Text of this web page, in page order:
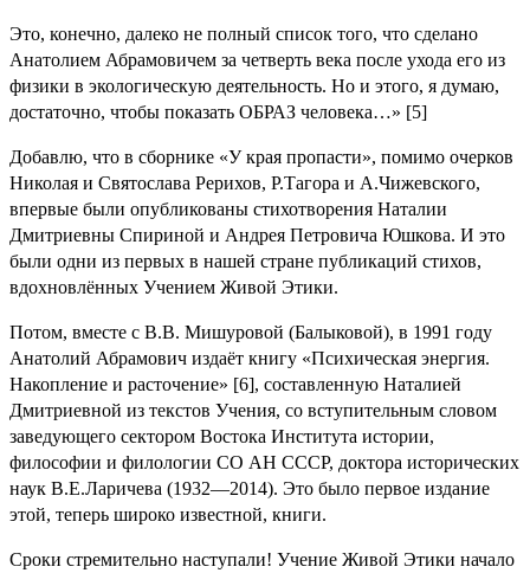
Это, конечно, далеко не полный список того, что сделано
Анатолием Абрамовичем за четверть века после ухода его из
физики в экологическую деятельность. Но и этого, я думаю,
достаточно, чтобы показать ОБРАЗ человека…» [5]
Добавлю, что в сборнике «У края пропасти», помимо очерков
Николая и Святослава Рерихов, Р.Тагора и А.Чижевского,
впервые были опубликованы стихотворения Наталии
Дмитриевны Спириной и Андрея Петровича Юшкова. И это
были одни из первых в нашей стране публикаций стихов,
вдохновлённых Учением Живой Этики.
Потом, вместе с В.В. Мишуровой (Балыковой), в 1991 году
Анатолий Абрамович издаёт книгу «Психическая энергия.
Накопление и расточение» [6], составленную Наталией
Дмитриевной из текстов Учения, со вступительным словом
заведующего сектором Востока Института истории,
философии и филологии СО АН СССР, доктора исторических
наук В.Е.Ларичева (1932—2014). Это было первое издание
этой, теперь широко известной, книги.
Сроки стремительно наступали! Учение Живой Этики начало